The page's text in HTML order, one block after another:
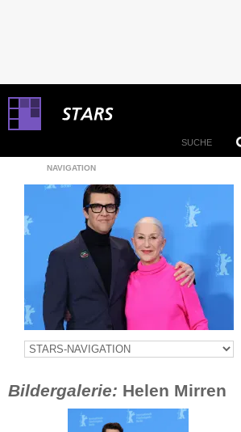
NAVIGATION
Bildergalerie: Helen Mirren